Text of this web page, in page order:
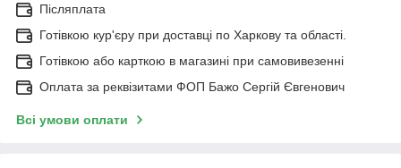
Післяплата
Готівкою кур'єру при доставці по Харкову та області.
Готівкою або карткою в магазині при самовивезенні
Оплата за реквізитами ФОП Бажо Сергій Євгенович
Всі умови оплати